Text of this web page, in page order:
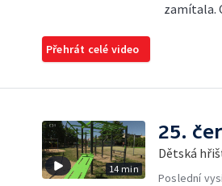
zamítala.
Přehrát celé video
14 min
25.
Dětská
Poslední